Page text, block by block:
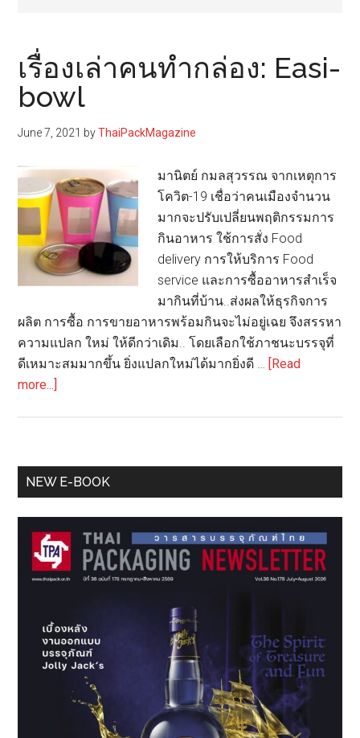
เรื่องเล่าคนทำกล่อง: Easi-
bowl
June 7, 2021 byThaiPackMagazine
มานิตย์ กมลสุวรรณ จากเหตุการ
โควิต-19 เชื่อว่าคนเมืองจำนวน
มากจะปรับเปลี่ยนพฤติกรรมการ​
กินอาหาร ใช้การสั่ง Food
delivery การ​ให้บริการ​ Food
service และการซื้ออาหารสำเร็จ
มากินที่​บ้าน..ส่งผลให้ธุรกิจการ
ผลิต การซื้อ​ การขายอาหารพร้อมกิน​จะไม่อยู่เฉย จึงสรรหา​
ความแปลก ใหม่​ ให้ดีกว่าเดิม.. โดยเลือกใช้ภาชนะบรรจุที่
ดีเหมาะสมมากขึ้น ยิ่งแปลกใหม่ได้มากยิ่งดี …
[Read
more...]
ทำ
กล่อง:
bowl
Primary
NEW E-BOOK